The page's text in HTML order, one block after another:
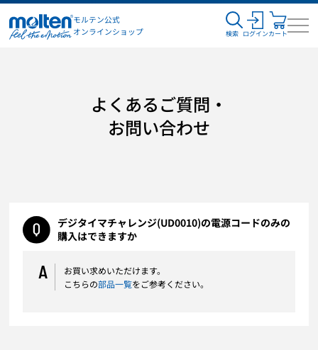
モルテン公式
オンラインショップ
検索 ログインカート
よくあるご質問・
お問い合わせ
デジタイマチャレンジ(UD0010)の電源コードのみの
購入はできますか
A
お買い求めいただけます。
こちらの部品一覧をご参考ください。